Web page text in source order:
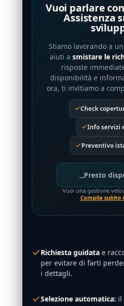
Vuoi parlare
Assistenza
Stiamo lavorando a
aiuti asmistare le
risposte
disponibilità e
ora, ti invitiamo a
Check
Info servizi
Preventivo
Presto
Vuoi una gestione
Compila subito
Richiesta guidatae
per evitare di farti
i dettagli.
Selezione automatica: il